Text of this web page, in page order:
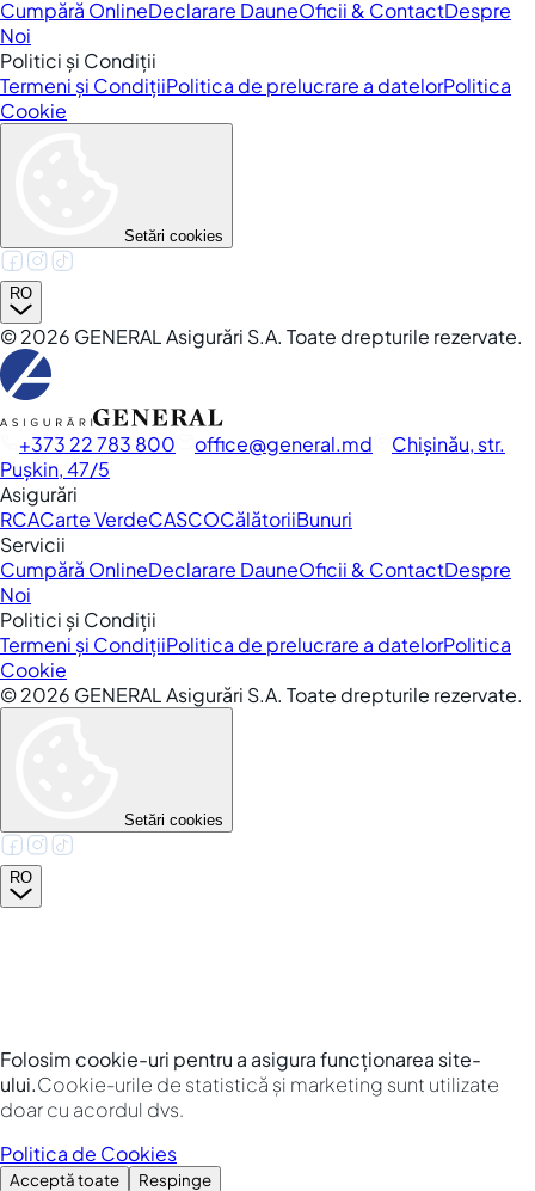
Cumpără OnlineDeclarare DauneOficii & ContactDespre
Noi
Politici și Condiții
Termeni și CondițiiPolitica de prelucrare a datelorPolitica
Cookie
Setări cookies
RO
©2026 GENERAL Asigurări S.A. Toate drepturile rezervate.
+373 22 783 800 office general.md
Chișinău, str.
Pușkin, 47/5
Asigurări
RCACarte VerdeCASCOCălătoriiBunuri
Servicii
Cumpără OnlineDeclarare DauneOficii & ContactDespre
Noi
Politici și Condiții
Termeni și CondițiiPolitica de prelucrare a datelorPolitica
Cookie
©2026 GENERAL Asigurări S.A. Toate drepturile rezervate.
Setări cookies
RO
Folosim cookie-uri pentru a asigura funcționarea site-
ului.Cookie-urile de statistică și marketing sunt utilizate
doar cu acordul dvs.
Politica de Cookies
Acceptă toate
Respinge